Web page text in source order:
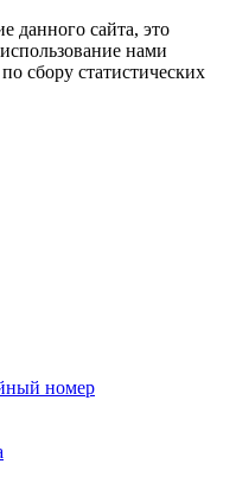
данного сайта, это
нами
сбору статистических
номер